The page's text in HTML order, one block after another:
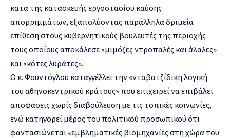
κατά της κατασκευής εργοστασίου καύσης
απορριμμάτων, εξαπολύοντας παράλληλα δριμεία
επίθεση στους κυβερνητικούς βουλευτές της περιοχής
τους οποίους αποκάλεσε «μιμόζες ντροπαλές και άλαλες»
και «κότες λυράτες».
Ο κ. Φουντόγλου καταγγέλλει την «νταβατζίδικη λογική
του αθηνοκεντρικού κράτους» που επιχειρεί να επιβάλει
αποφάσεις χωρίς διαβούλευση με τις τοπικές κοινωνίες,
ενώ κατηγορεί μέρος του πολιτικού προσωπικού ότι
φαντασιώνεται «εμβληματικές βιομηχανίες στη χώρα του